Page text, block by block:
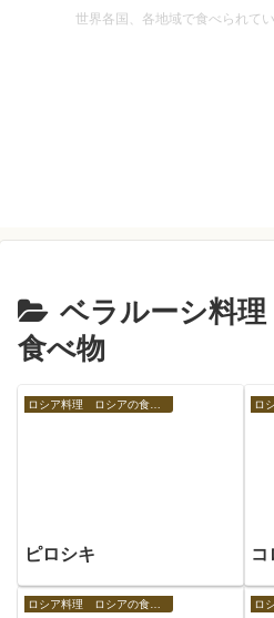
世界各国、各地域で食べられて
ベラルーシ料
食べ物
ピロシキ コ
ロシア料理 ロシアの食べ物